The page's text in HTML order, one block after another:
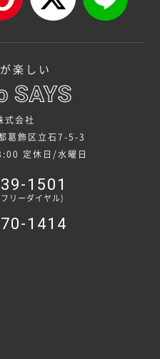
楽しい
式会社
葛飾区立石7-5-3
定休日/水曜日
1501
リーダイヤル)
1414